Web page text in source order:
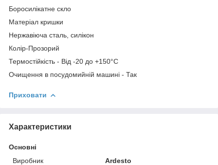
Боросилікатне скло
Матеріал кришки
Нержавіюча сталь, силікон
Колір-Прозорий
Термостійкість - Від -20 до +150°C
Очищення в посудомийній машині - Так
Приховати
Характеристики
Основні
Виробник
Ardesto